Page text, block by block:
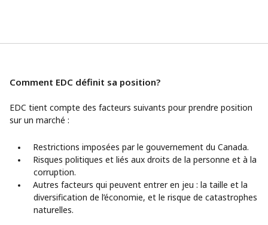
Comment EDC définit sa position?
EDC tient compte des facteurs suivants pour prendre position
sur un marché :
Restrictions imposées par le gouvernement du Canada.
Risques politiques et liés aux droits de la personne et à la
corruption.
Autres facteurs qui peuvent entrer en jeu : la taille et la
diversification de l’économie, et le risque de catastrophes
naturelles.